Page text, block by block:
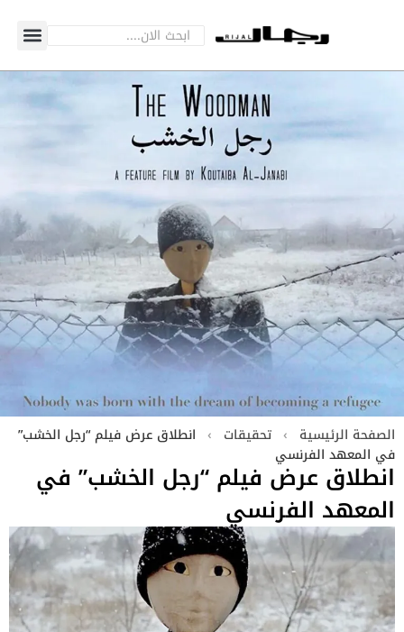
الصفحة الرئيسية › تحقيقات › انطلاق عرض فيلم “رجل الخشب”
في المعهد الفرنسي
انطلاق عرض فيلم “رجل الخشب” في
المعهد الفرنسي